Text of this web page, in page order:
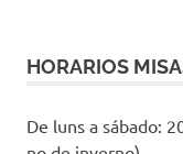
HORARIOS
De luns a sábado: